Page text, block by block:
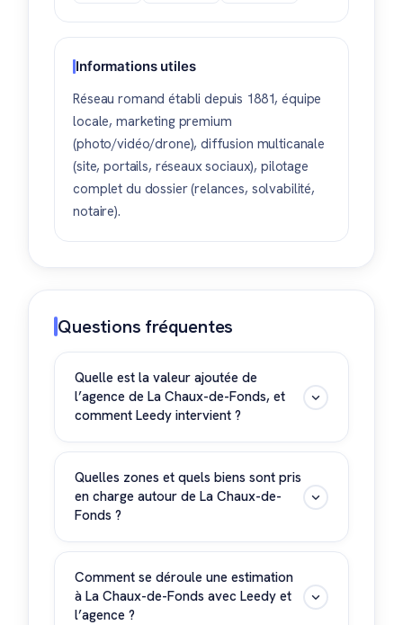
Informations utiles
Réseau romand établi depuis 1881, équipe
locale, marketing premium
(photo/vidéo/drone), diffusion multicanale
(site, portails, réseaux sociaux), pilotage
complet du dossier (relances, solvabilité,
notaire).
Questions fréquentes
Quelle est la valeur ajoutée de
l’agence de La Chaux-de-Fonds, et
comment Leedy intervient ?
Ancrée dans l’écosystème neuchâtelois,
l’agence combine base d’acquéreurs
active, processus de mise en marché rodé
et accompagnement jusqu’au notaire.
Leedy prépare le terrain : pré-estimation,
points de vigilance. Puis nous vous mettons
en relation avec l’interlocuteur Naef
Quelles zones et quels biens sont pris
en charge autour de La Chaux-de-
Fonds ?
La Chaux-de-Fonds, Le Locle, Les Brenets,
Val-de-Ruz et plateau neuchâtelois.
Typologies : appartements PPE, maisons
de village, villas, immeubles de rendement
Comment se déroule une estimation
à La Chaux-de-Fonds avec Leedy et
l’agence ?